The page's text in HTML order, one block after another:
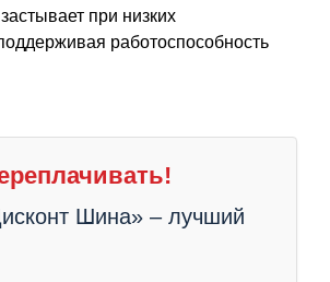
при низких
работоспособность
Шина» – лучший